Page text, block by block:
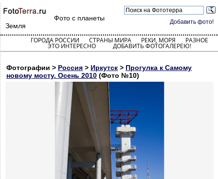
Добавить фото!
Фото с планеты
Земля
ГОРОДА РОССИИ СТРАНЫ МИРА РЕКИ, МОРЯ РАЗНОЕ
ЭТО ИНТЕРЕСНО ДОБАВИТЬ ФОТОГАЛЕРЕЮ!
Фотографии > Россия > Иркутск > Прогулка к Самому
новому мосту. Осень 2010 (Фото №10)